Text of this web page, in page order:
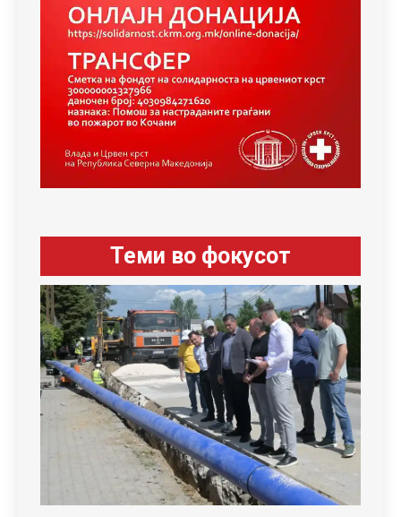
Теми во фокусот